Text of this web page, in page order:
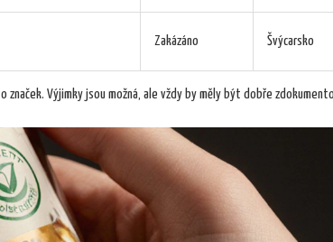
Zakázáno Švýcarsko
Výjimky jsou možná, ale vždy by měly být dobře